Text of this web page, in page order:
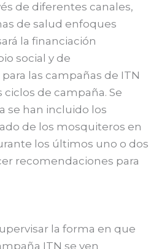
de diferentes canales,
de salud enfoques
la financiación
social y de
las campañas de ITN
de campaña. Se
se han incluido los
de los mosquiteros en
los últimos uno o dos
recomendaciones para
la forma en que
ITN se ven